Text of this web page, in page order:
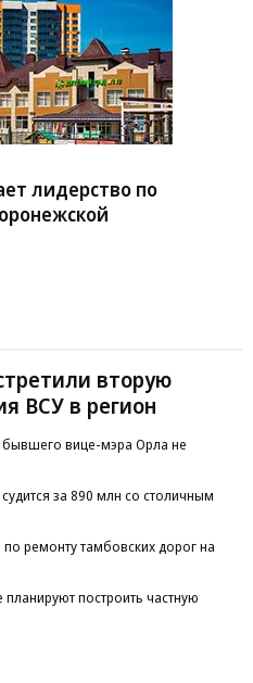
лидерство по
вторую
ВСУ в регион
вице-мэра Орла не
за 890 млн со столичным
ремонту тамбовских дорог на
построить частную